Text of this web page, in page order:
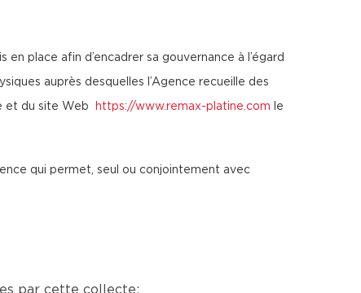
en place afin d’encadrer sa gouvernance à l’égard
auprès desquelles l’Agence recueille des
et du site Web https://www.remax-platine.com le
qui permet, seul ou conjointement avec
par cette collecte;